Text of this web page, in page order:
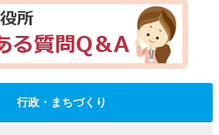
行政・まちづくり